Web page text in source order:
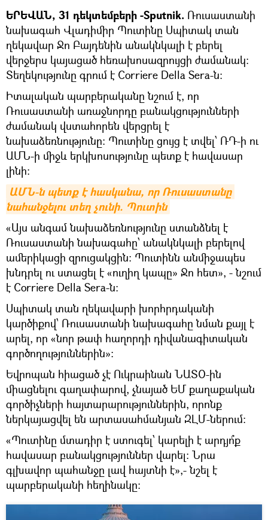
ԵՐԵՎԱՆ, 31 դեկտեմբերի -Sputnik. Ռուսաստանի
նախագահ Վլադիմիր Պուտինը Սպիտակ տան
ղեկավար Ջո Բայդենին անակնկալի է բերել
վերջերս կայացած հեռախոսազրույցի ժամանակ։
Տեղեկությունը գրում է Corriere Della Sera-ն:
Իտալական պարբերականը նշում է, որ
Ռուսաստանի առաջնորդը բանակցությունների
ժամանակ վստահորեն վերցրել է
նախաձեռնությունը։ Պուտինը ցույց է տվել՝ ՌԴ-ի ու
ԱՄՆ-ի միջև երկխոսությունը պետք է հավասար
լինի։
ԱՄՆ-ն պետք է հասկանա, որ Ռուսաստանը
նահանջելու տեղ չունի. Պուտին
«Այս անգամ նախաձեռնությունը ստանձնել է
Ռուսաստանի նախագահը՝ անակնկալի բերելով
ամերիկացի զրուցակցին։ Պուտինն անմիջապես
խնդրել ու ստացել է «ուղիղ կապը» Ջո հետ», - նշում
է Corriere Della Sera-ն։
Սպիտակ տան ղեկավարի խորհրդականի
կարծիքով՝ Ռուսաստանի նախագահը նման քայլ է
արել, որ «նոր թափ հաղորդի դիվանագիտական
գործողություններին»:
Եվրոպան հիացած չէ Ուկրաինան ՆԱՏՕ-ին
միացնելու գաղափարով, չնայած ԵՄ քաղաքական
գործիչների հայտարարություններին, որոնք
ներկայացվել են արտասահմանյան ԶԼՄ-ներում:
«Պուտինը մտադիր է ստուգել՝ կարելի է արդյո՞ք
հավասար բանակցություններ վարել։ Նրա
գլխավոր պահանջը լավ հայտնի է»,- նշել է
պարբերականի հեղինակը։